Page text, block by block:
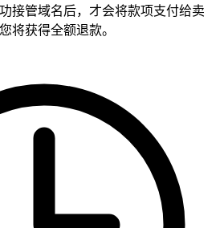
接管域名后，才会将款项支付给卖
将获得全额退款。